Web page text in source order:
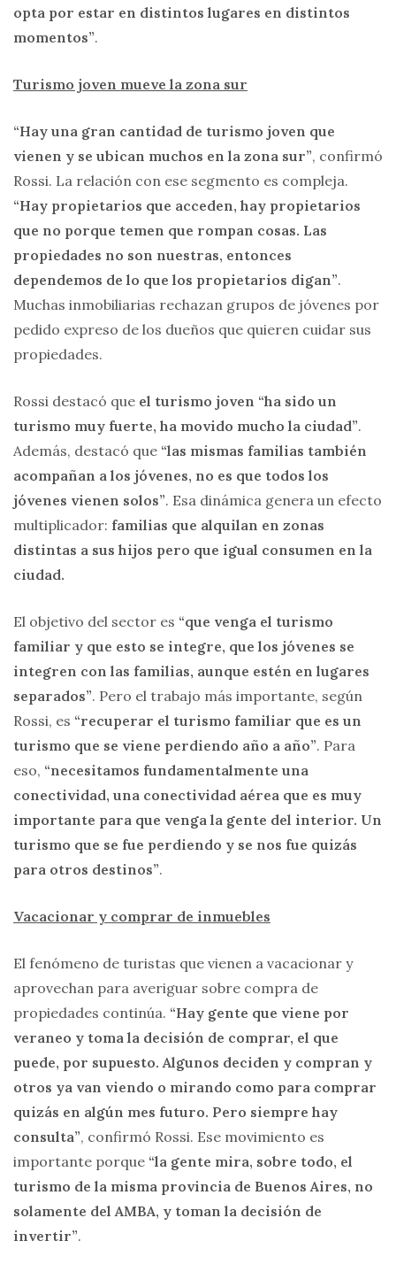
opta por estar en distintos lugares en distintos
momentos”.
Turismo joven mueve la zona sur
“Hay una gran cantidad de turismo joven que
vienen y se ubican muchos en la zona sur”, confirmó
Rossi. La relación con ese segmento es compleja.
“Hay propietarios que acceden, hay propietarios
que no porque temen que rompan cosas. Las
propiedades no son nuestras, entonces
dependemos de lo que los propietarios digan”.
Muchas inmobiliarias rechazan grupos de jóvenes por
pedido expreso de los dueños que quieren cuidar sus
propiedades.
Rossi destacó que el turismo joven “ha sido un
turismo muy fuerte, ha movido mucho la ciudad”.
Además, destacó que “las mismas familias también
acompañan a los jóvenes, no es que todos los
jóvenes vienen solos”. Esa dinámica genera un efecto
multiplicador: familias que alquilan en zonas
distintas a sus hijos pero que igual consumen en la
ciudad.
El objetivo del sector es “que venga el turismo
familiar y que esto se integre, que los jóvenes se
integren con las familias, aunque estén en lugares
separados”. Pero el trabajo más importante, según
Rossi, es “recuperar el turismo familiar que es un
turismo que se viene perdiendo año a año”. Para
eso, “necesitamos fundamentalmente una
conectividad, una conectividad aérea que es muy
importante para que venga la gente del interior. Un
turismo que se fue perdiendo y se nos fue quizás
para otros destinos”.
Vacacionar y comprar de inmuebles
El fenómeno de turistas que vienen a vacacionar y
aprovechan para averiguar sobre compra de
propiedades continúa. “Hay gente que viene por
veraneo y toma la decisión de comprar, el que
puede, por supuesto. Algunos deciden y compran y
otros ya van viendo o mirando como para comprar
quizás en algún mes futuro. Pero siempre hay
consulta”, confirmó Rossi. Ese movimiento es
importante porque “la gente mira, sobre todo, el
turismo de la misma provincia de Buenos Aires, no
solamente del AMBA, y toman la decisión de
invertir”.